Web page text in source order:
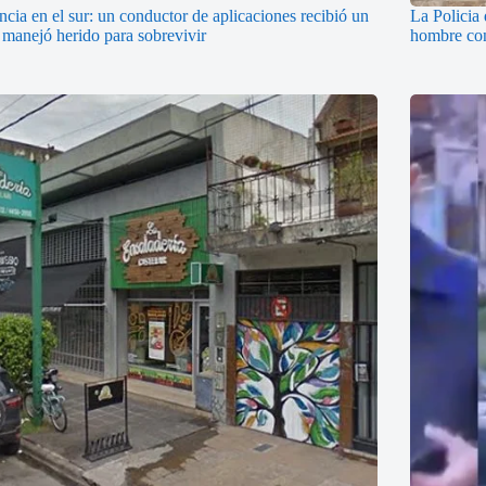
en el sur: un conductor de aplicaciones recibió un
herido para sobrevivir
La Policia
hombre